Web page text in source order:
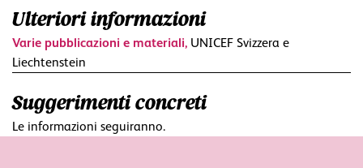
Ulteriori informazioni
Varie pubblicazioni e materiali, UNICEF Svizzera e
Liechtenstein
Suggerimenti concreti
Le informazioni seguiranno.